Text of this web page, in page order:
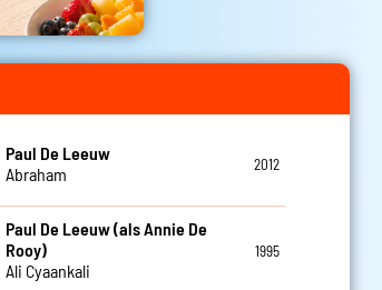
Paul De Leeuw
Abraham
2012
Paul De Leeuw (als Annie De
Rooy)
Ali Cyaankali
1995